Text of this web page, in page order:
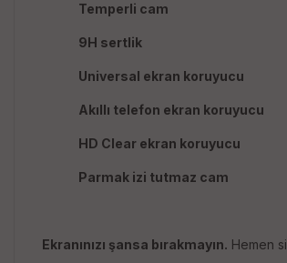
Temperli cam
9H sertlik
Universal ekran koruyucu
Akıllı telefon ekran koruyucu
HD Clear ekran koruyucu
Parmak izi tutmaz cam
Ekranınızı şansa bırakmayın. Hemen